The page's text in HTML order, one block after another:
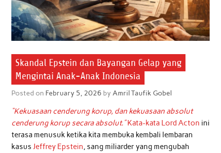
Skandal Epstein dan Bayangan Gelap yang
Mengintai Anak-Anak Indonesia
Posted on February 5, 2026 by Amril Taufik Gobel
“Kekuasaan cenderung korup, dan kekuasaan absolut
cenderung korup secara absolut.”Kata-kata Lord Acton ini
terasa menusuk ketika kita membuka kembali lembaran
kasus Jeffrey Epstein, sang miliarder yang mengubah